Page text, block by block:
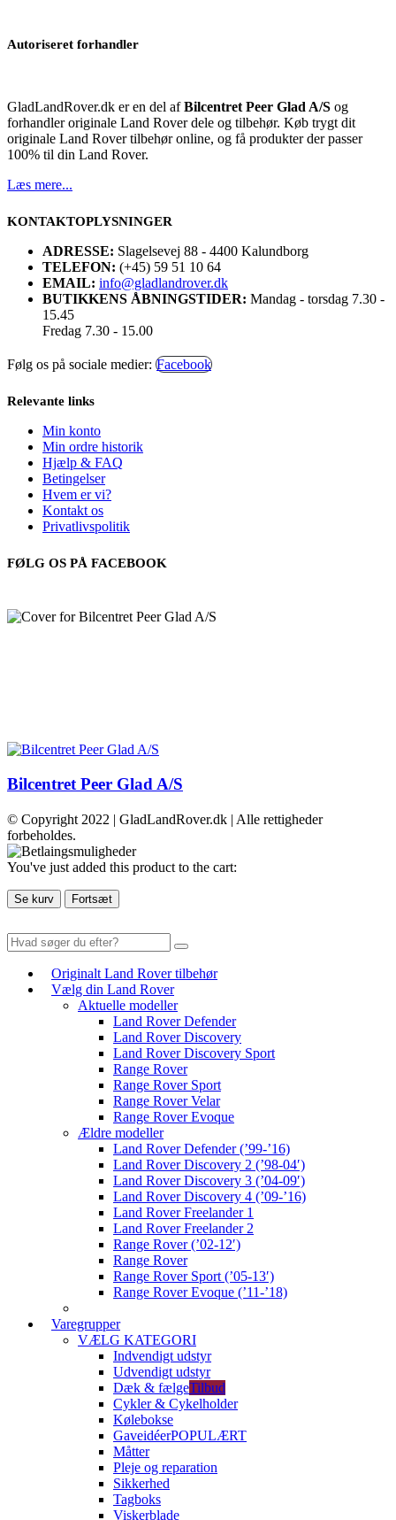
Autoriseret forhandler
GladLandRover.dk er en del afBilcentret Peer Glad A/S og
forhandler originale Land Rover dele og tilbehør. Køb trygt dit
originale Land Rover tilbehør online, og få produkter der passer
100% til din Land Rover.
Læs mere...
KONTAKTOPLYSNINGER
ADRESSE: Slagelsevej 88 - 4400 Kalundborg
TELEFON: (+45) 59 51 10 64
EMAIL: info@gladlandrover.dk
BUTIKKENS ÅBNINGSTIDER: Mandag - torsdag 7.30 -
15.45
Fredag 7.30 - 15.00
Følg os på sociale medier: Facebook
Relevante links
Min konto
Min ordre historik
Hjælp & FAQ
Betingelser
Hvem er vi?
Kontakt os
Privatlivspolitik
FØLG OS PÅ FACEBOOK
Bilcentret Peer Glad A/S
© Copyright 2022 | GladLandRover.dk | Alle rettigheder
forbeholdes.
You've just added this product to the cart:
Se kurv Fortsæt
Originalt Land Rover tilbehør
Vælg din Land Rover
Aktuelle modeller
Land Rover Defender
Land Rover Discovery
Land Rover Discovery Sport
Range Rover
Range Rover Sport
Range Rover Velar
Range Rover Evoque
Ældre modeller
Land Rover Defender (’99-’16)
Land Rover Discovery 2 (’98-04′)
Land Rover Discovery 3 (’04-09′)
Land Rover Discovery 4 (’09-’16)
Land Rover Freelander 1
Land Rover Freelander 2
Range Rover (’02-12′)
Range Rover
Range Rover Sport (’05-13′)
Range Rover Evoque (’11-’18)
Varegrupper
VÆLG KATEGORI
Indvendigt udstyr
Udvendigt udstyr
Dæk & fælgeTilbud
Cykler & Cykelholder
Kølebokse
GaveidéerPOPULÆRT
Måtter
Pleje og reparation
Sikkerhed
Tagboks
Viskerblade